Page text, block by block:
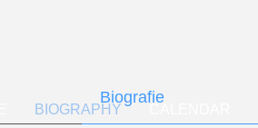
BIOGRAPHY
Biografie